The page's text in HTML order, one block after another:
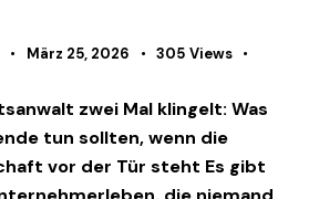
März 25, 2026 305 Views
zwei Mal klingelt: Was
tun sollten, wenn die
vor der Tür steht Es gibt